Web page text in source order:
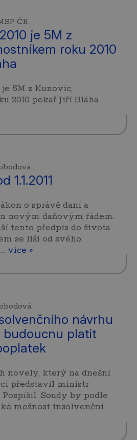
ČR
je 5M z
roku 2010
5M z Kunovic,
2010 pekař Jiří Bláha
1.1.2011
o správě daní a
novým daňovým řádem.
tento předpis do života
se liší od svého
více »
návrhu
budoucnu platit
novely, který na dnešní
představil ministr
Soudy by podle
možnost insolvenční